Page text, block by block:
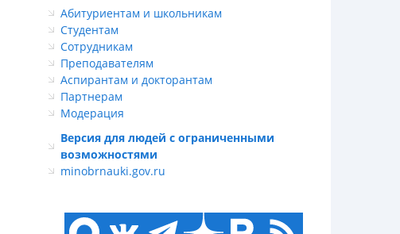
Абитуриентам и школьникам
Студентам
Сотрудникам
Преподавателям
Аспирантам и докторантам
Партнерам
Модерация
Версия для людей с ограниченными
возможностями
minobrnauki.gov.ru